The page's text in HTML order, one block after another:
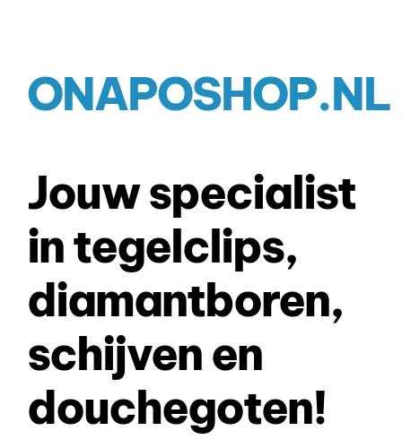
ONAPOSHOP.NL
Jouw specialist
in tegelclips,
diamantboren,
schijven en
douchegoten!